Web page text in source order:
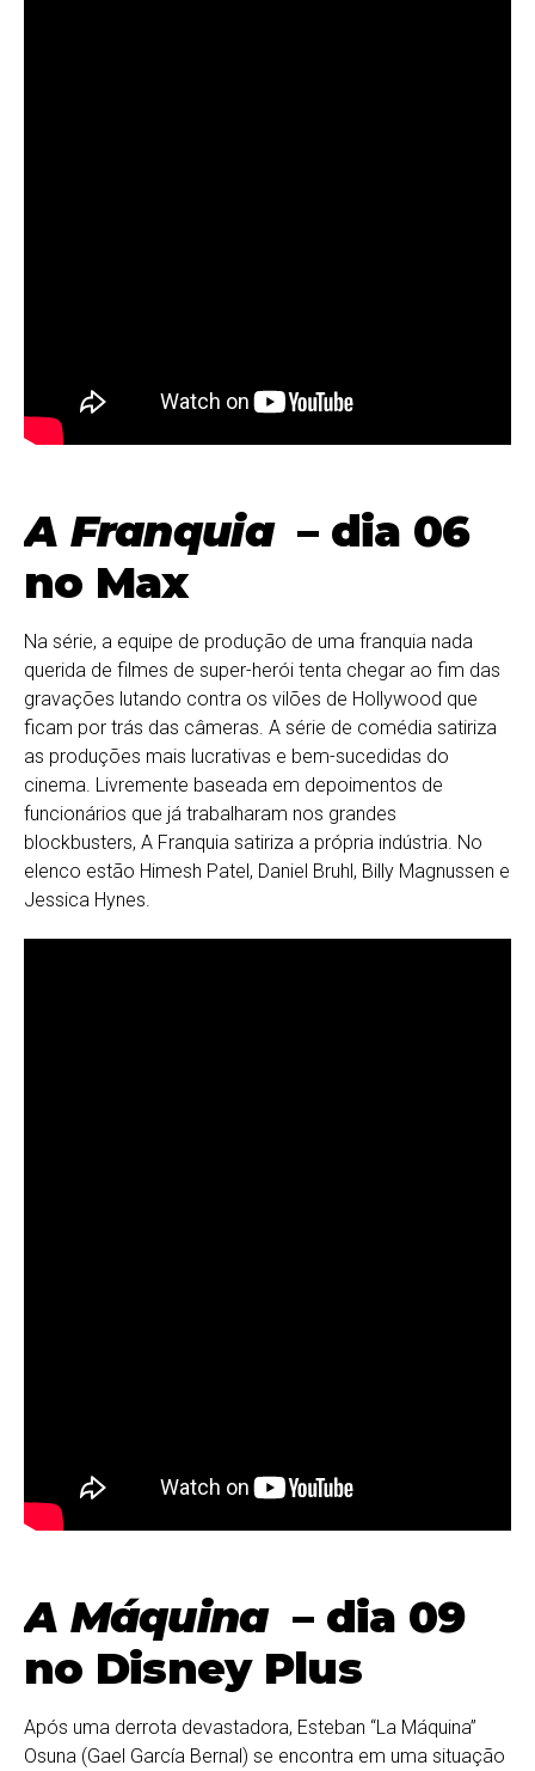
A Franquia– dia 06
no Max
Na série, a equipe de produção de uma franquia nada
querida de filmes de super-herói tenta chegar ao fim das
gravações lutando contra os vilões de Hollywood que
ficam por trás das câmeras. A série de comédia satiriza
as produções mais lucrativas e bem-sucedidas do
cinema. Livremente baseada em depoimentos de
funcionários que já trabalharam nos grandes
blockbusters, A Franquia satiriza a própria indústria. No
elenco estão Himesh Patel, Daniel Bruhl, Billy Magnussen e
Jessica Hynes.
A Máquina– dia 09
no Disney Plus
Após uma derrota devastadora, Esteban “La Máquina”
Osuna (Gael García Bernal) se encontra em uma situação